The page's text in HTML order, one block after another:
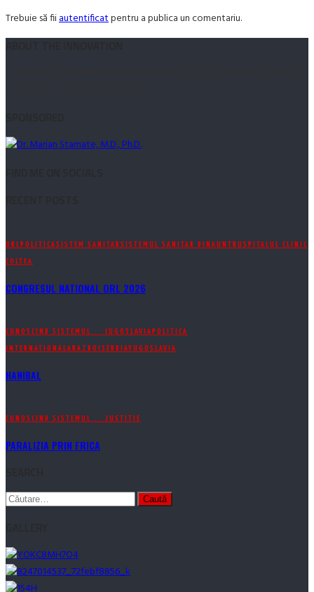
Trebuie să fiiautentificatpentru a publica un comentariu.
ORLPOLITICASISTEM SANITAR SISTEMUL SANITAR DINAUNTRU SPITALUL CLINIC
COLTEA
CONGRESUL NATIONAL ORL 2026
CUNOSCIND SISTEMUL.... IUGOSLAVIAPOLITICA
INTERNATIONALARAZBOI SERBIAYUGOSLAVIA
HANIBAL
CUNOSCIND SISTEMUL.... JUSTITIE
PARALIZIA PRIN FRICA
Caută